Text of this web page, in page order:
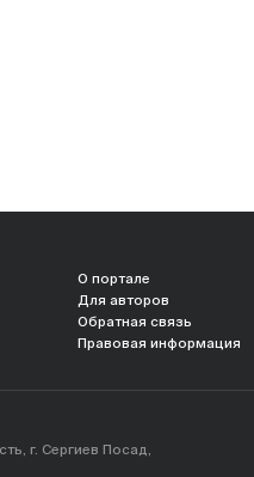
О портале
Для авторов
Обратная связь
Правовая информация
г. Сергиев Посад,